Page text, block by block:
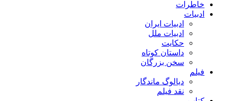
خاطرات
ادبیات
ادبیات ایران
ادبیات ملل
حکایت
داستان کوتاه
سخن بزرگان
فیلم
دیالوگ ماندگار
نقد فیلم